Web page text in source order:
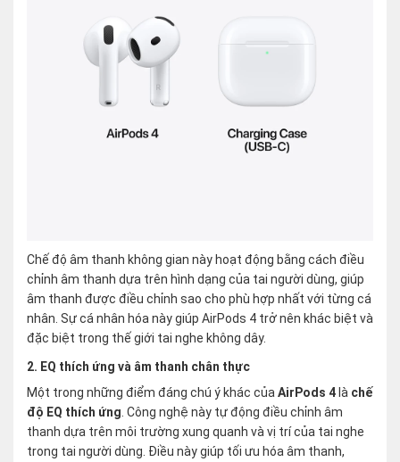
Chế độ âm thanh không gian này hoạt động bằng cách điều
chỉnh âm thanh dựa trên hình dạng của tai người dùng, giúp
âm thanh được điều chỉnh sao cho phù hợp nhất với từng cá
nhân. Sự cá nhân hóa này giúp AirPods 4 trở nên khác biệt và
đặc biệt trong thế giới tai nghe không dây​.
2. EQ thích ứng và âm thanh chân thực
Một trong những điểm đáng chú ý khác của AirPods 4là chế
độ EQ thích ứng . Công nghệ này tự động điều chỉnh âm
thanh dựa trên môi trường xung quanh và vị trí của tai nghe
trong tai người dùng. Điều này giúp tối ưu hóa âm thanh,